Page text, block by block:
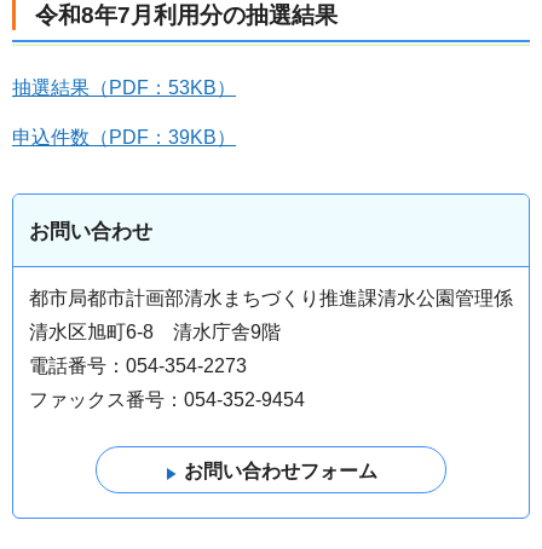
令和8年7月利用分の抽選結果
抽選結果（PDF：53KB）
申込件数（PDF：39KB）
お問い合わせ
都市局都市計画部清水まちづくり推進課清水公園管理係
清水区旭町6-8 清水庁舎9階
電話番号：054-354-2273
ファックス番号：054-352-9454